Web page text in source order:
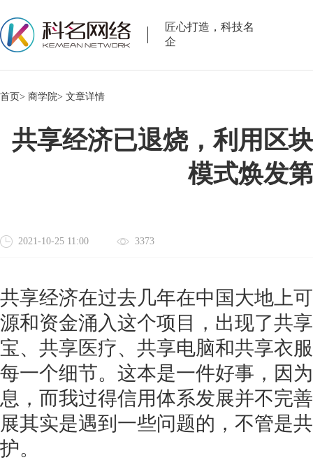
匠心打造，科技名
企
首页> 商学院> 文章详情
共享经济已退烧，利用区
模式焕发
2021-10-25 11:00 3373
共享经济在过去几年在中国大地上
源和资金涌入这个项目，出现了共
宝、共享医疗、共享电脑和共享衣
每一个细节。这本是一件好事，因
息，而我过得信用体系发展并不完
展其实是遇到一些问题的，不管是
护。